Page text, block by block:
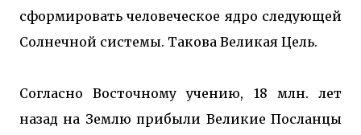
сформировать человеческое ядро следующей
Солнечной системы. Такова Великая Цель.
Согласно Восточному учению, 18 млн. лет
назад на Землю прибыли Великие Посланцы